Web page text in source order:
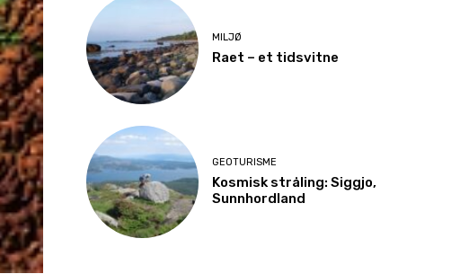
MILJØ
Raet – et tidsvitne
GEOTURISME
Kosmisk stråling: Siggjo,
Sunnhordland